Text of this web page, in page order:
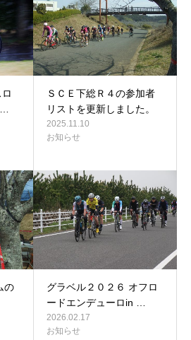
ＳＣＥ下総Ｒ４の参加者
リストを更新しました。
2025.11.10
お知らせ
の
グラベル２０２６ オフロ
ードエンデューロin …
2026.02.17
お知らせ